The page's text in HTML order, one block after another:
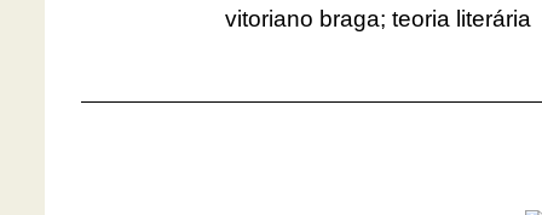
vitoriano braga; teoria literária